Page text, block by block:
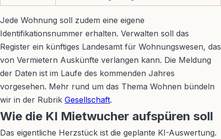
Jede Wohnung soll zudem eine eigene
Identifikationsnummer erhalten. Verwalten soll das
Register ein künftiges Landesamt für Wohnungswesen, das
von Vermietern Auskünfte verlangen kann. Die Meldung
der Daten ist im Laufe des kommenden Jahres
vorgesehen. Mehr rund um das Thema Wohnen bündeln
wir in der Rubrik Gesellschaft.
Wie die KI Mietwucher aufspüren soll
Das eigentliche Herzstück ist die geplante KI-Auswertung.